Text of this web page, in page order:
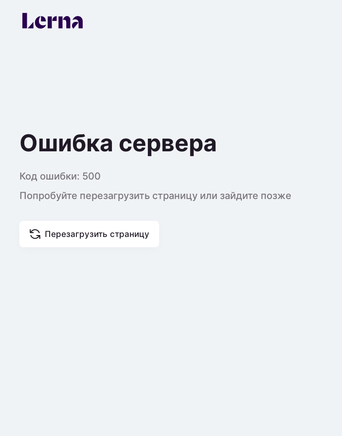
Ошибка сервера
Код ошибки: 500
Попробуйте перезагрузить страницу или зайдите позже
Перезагрузить страницу